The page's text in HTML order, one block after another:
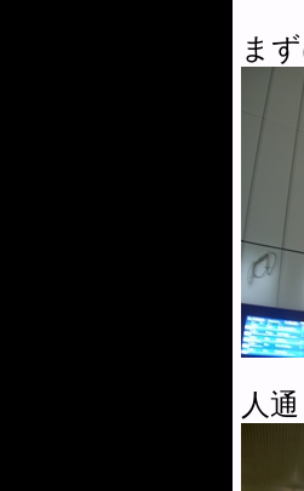
ま
人